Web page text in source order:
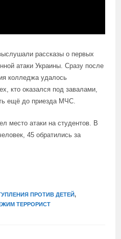
рассказы о первых
атаки Украины. Сразу после
колледжа удалось
кто оказался под завалами,
ещё до приезда МЧС.
место атаки на студентов. В
45 обратились за
ПРОТИВ ДЕТЕЙ,
ТЕРРОРИСТ